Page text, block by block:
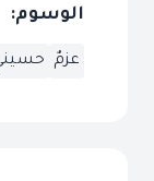
الوسوم:
عزمٌ